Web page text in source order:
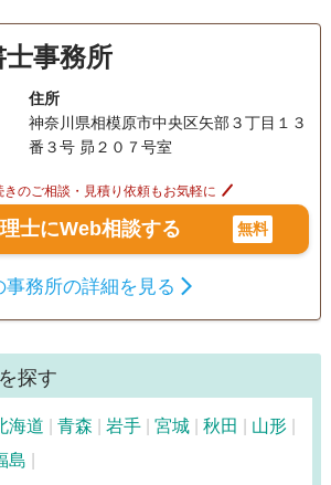
事務所
住所
神奈川県相模原市中央区矢部３丁目１３
番３号 昴２０７号室
きのご相談・見積り依頼もお気軽に
士にWeb相談する 無料
事務所の詳細を見る
探す
海道 青森 岩手 宮城 秋田
山形
島